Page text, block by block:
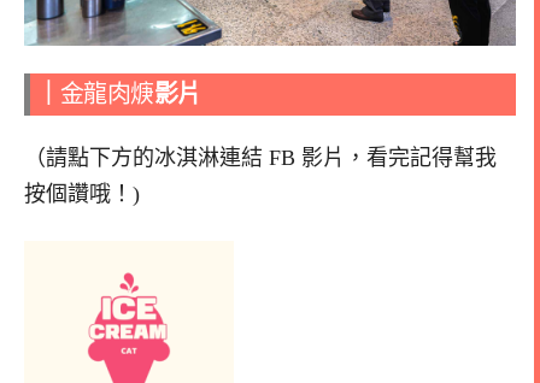
金龍肉焿影片
（請點下方的冰淇淋連結 FB 影片，看完記得幫我
按個讚哦！)